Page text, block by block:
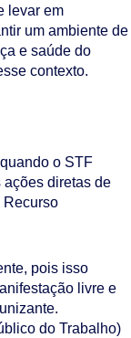
levar em
um ambiente de
e saúde do
contexto.
o STF
diretas de
Recurso
pois isso
livre e
do Trabalho)